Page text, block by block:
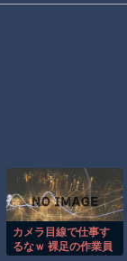
カメラ目線で仕事す
るなｗ 裸足の作業員